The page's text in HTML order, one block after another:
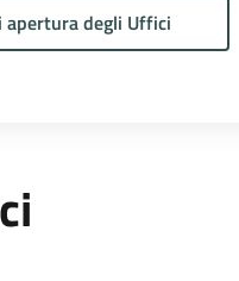
apertura degli Uffici